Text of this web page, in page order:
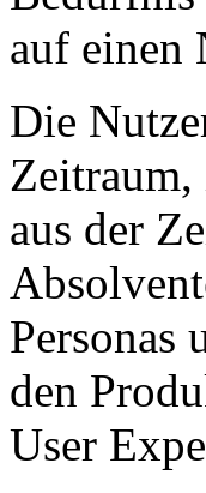
auf einen
Die
Zeitraum,
aus der
Personas
den
User